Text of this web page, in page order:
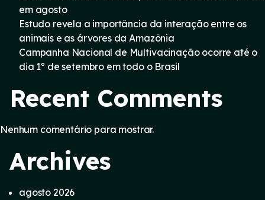
em agosto
Estudo revela a importância da interação entre os
animais e as árvores da Amazônia
Campanha Nacional de Multivacinação ocorre até o
dia 1º de setembro em todo o Brasil
Recent Comments
Nenhum comentário para mostrar.
Archives
agosto 2026